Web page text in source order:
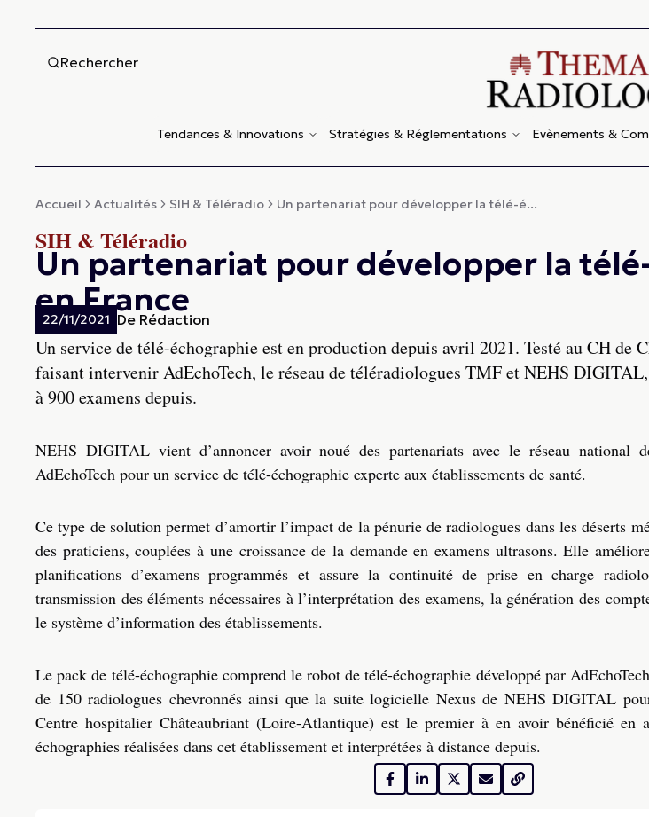
Rechercher
Tendances & Innovations Stratégies & Réglementations Evènements &
Accueil Actualités SIH & Téléradio Un partenariat pour développer la télé-é...
SIH & Téléradio
Un partenariat pour développer la
en France
22/11/2021 De Rédaction
Un service de télé-échographie est en production depuis avril 2021. Testé au CH de
faisant intervenir AdEchoTech, le réseau de téléradiologues TMF et NEHS
à 900 examens depuis.
NEHS DIGITAL vient d’annoncer avoir noué des partenariats avec le réseau national
AdEchoTech pour un service de télé-échographie experte aux établissements de santé.
Ce type de solution permet d’amortir l’impact de la pénurie de radiologues dans les déserts
des praticiens, couplées à une croissance de la demande en examens ultrasons. Elle
planifications d’examens programmés et assure la continuité de prise en charge
transmission des éléments nécessaires à l’interprétation des examens, la génération des
le système d’information des établissements.
Le pack de télé-échographie comprend le robot de télé-échographie développé par
de 150 radiologues chevronnés ainsi que la suite logicielle Nexus de NEHS DIGITAL
Centre hospitalier Châteaubriant (Loire-Atlantique) est le premier à en avoir bénéficié
échographies réalisées dans cet établissement et interprétées à distance depuis.